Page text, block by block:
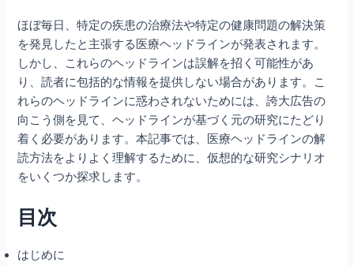
ほぼ毎日、特定の疾患の治療法や特定の健康問題の解決策
を発見したと主張する医療ヘッドラインが発表されます。
しかし、これらのヘッドラインは誤解を招く可能性があ
り、読者に包括的な情報を提供しない場合があります。こ
れらのヘッドラインに惑わされないためには、誇大広告の
向こう側を見て、ヘッドラインが基づく元の研究にたどり
着く必要があります。本記事では、医療ヘッドラインの解
読方法をよりよく理解するために、仮想的な研究シナリオ
をいくつか探求します。
目次
はじめに